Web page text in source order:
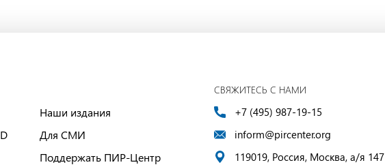
Наши издания
Для СМИ
Поддержать ПИР-Центр
СВЯЖИТЕСЬ С НАМИ
+7 (495) 987-19-15
inform@pircenter.org
119019, Россия, Москва, а/я 147